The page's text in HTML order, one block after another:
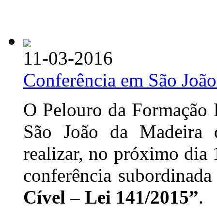
11-03-2016
Conferência em São
O Pelouro da Formação
São João da Madeira
realizar, no próximo dia
conferência
Cível – Lei 141/2015”.